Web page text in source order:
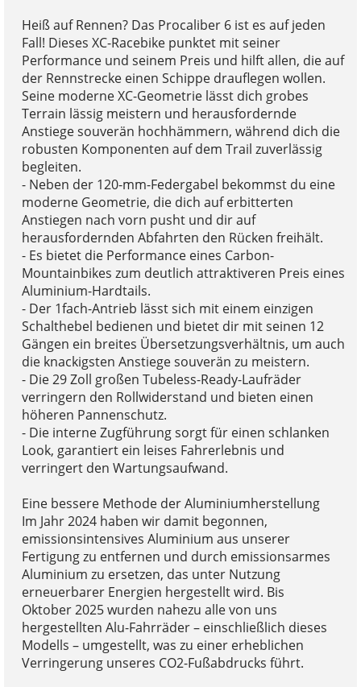
Heiß auf Rennen? Das Procaliber 6 ist es auf jeden
Fall! Dieses XC-Racebike punktet mit seiner
Performance und seinem Preis und hilft allen, die auf
der Rennstrecke einen Schippe drauflegen wollen.
Seine moderne XC-Geometrie lässt dich grobes
Terrain lässig meistern und herausfordernde
Anstiege souverän hochhämmern, während dich die
robusten Komponenten auf dem Trail zuverlässig
begleiten.
- Neben der 120-mm-Federgabel bekommst du eine
moderne Geometrie, die dich auf erbitterten
Anstiegen nach vorn pusht und dir auf
herausfordernden Abfahrten den Rücken freihält.
- Es bietet die Performance eines Carbon-
Mountainbikes zum deutlich attraktiveren Preis eines
Aluminium-Hardtails.
- Der 1fach-Antrieb lässt sich mit einem einzigen
Schalthebel bedienen und bietet dir mit seinen 12
Gängen ein breites Übersetzungsverhältnis, um auch
die knackigsten Anstiege souverän zu meistern.
- Die 29 Zoll großen Tubeless-Ready-Laufräder
verringern den Rollwiderstand und bieten einen
höheren Pannenschutz.
- Die interne Zugführung sorgt für einen schlanken
Look, garantiert ein leises Fahrerlebnis und
verringert den Wartungsaufwand.
Eine bessere Methode der Aluminiumherstellung
Im Jahr 2024 haben wir damit begonnen,
emissionsintensives Aluminium aus unserer
Fertigung zu entfernen und durch emissionsarmes
Aluminium zu ersetzen, das unter Nutzung
erneuerbarer Energien hergestellt wird. Bis
Oktober 2025 wurden nahezu alle von uns
hergestellten Alu-Fahrräder – einschließlich dieses
Modells – umgestellt, was zu einer erheblichen
Verringerung unseres CO2-Fußabdrucks führt.